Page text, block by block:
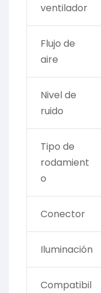
ventilador
Flujo de
aire
Nivel de
ruido
Tipo de
rodamient
o
Conector
Iluminación
Compatibil